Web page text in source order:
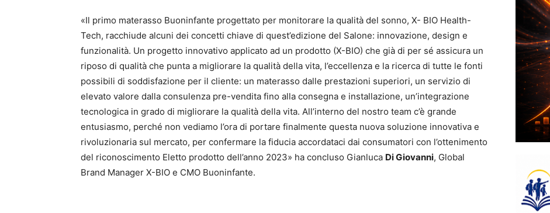
«Il primo materasso Buoninfante progettato per monitorare la qualità del sonno, X- BIO Health-
Tech, racchiude alcuni dei concetti chiave di quest’edizione del Salone: innovazione, design e
funzionalità. Un progetto innovativo applicato ad un prodotto (X-BIO) che già di per sé assicura un
riposo di qualità che punta a migliorare la qualità della vita, l’eccellenza e la ricerca di tutte le fonti
possibili di soddisfazione per il cliente: un materasso dalle prestazioni superiori, un servizio di
elevato valore dalla consulenza pre-vendita fino alla consegna e installazione, un’integrazione
tecnologica in grado di migliorare la qualità della vita. All’interno del nostro team c’è grande
entusiasmo, perché non vediamo l’ora di portare finalmente questa nuova soluzione innovativa e
rivoluzionaria sul mercato, per confermare la fiducia accordataci dai consumatori con l’ottenimento
del riconoscimento Eletto prodotto dell’anno 2023» ha concluso Gianluca Di Giovanni, Global
Brand Manager X-BIO e CMO Buoninfante.